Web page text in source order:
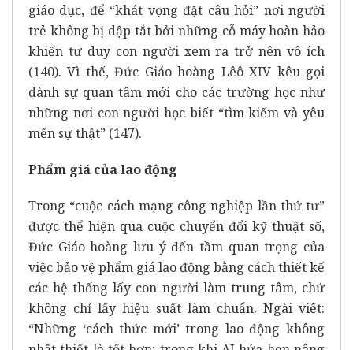
giáo dục, để “khát vọng đặt câu hỏi” nơi người
trẻ không bị dập tắt bởi những cỗ máy hoàn hảo
khiến tư duy con người xem ra trở nên vô ích
(140). Vì thế, Đức Giáo hoàng Lêô XIV kêu gọi
dành sự quan tâm mới cho các trường học như
những nơi con người học biết “tìm kiếm và yêu
mến sự thật” (147).
Phẩm giá của lao động
Trong “cuộc cách mạng công nghiệp lần thứ tư”
được thể hiện qua cuộc chuyển đổi kỹ thuật số,
Đức Giáo hoàng lưu ý đến tầm quan trọng của
việc bảo vệ phẩm giá lao động bằng cách thiết kế
các hệ thống lấy con người làm trung tâm, chứ
không chỉ lấy hiệu suất làm chuẩn. Ngài viết:
“Những ‘cách thức mới’ trong lao động không